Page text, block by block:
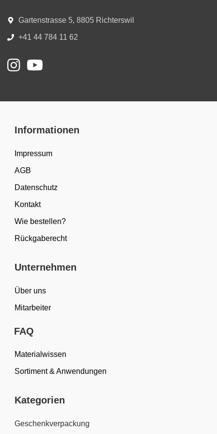
Gartenstrasse 5, 8805 Richterswil
+41 44 784 11 62
Informationen
Impressum
AGB
Datenschutz
Kontakt
Wie bestellen?
Rückgaberecht
Unternehmen
Über uns
Mitarbeiter
FAQ
Materialwissen
Sortiment & Anwendungen
Kategorien
Geschenkverpackung